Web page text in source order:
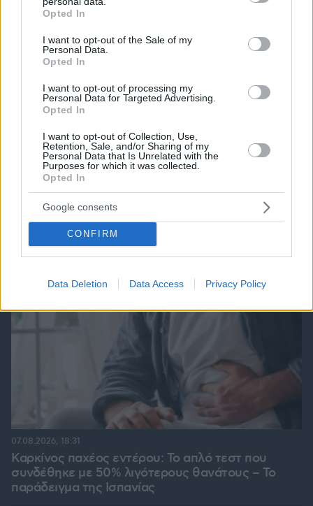
grant or deny consent to Google and its third-party tags to
use your data for below specified purposes in below Google
consent section.
Opted In
I want to opt-out of the Sale of my
Personal Data.
Opted In
I want to opt-out of processing my
Personal Data for Targeted Advertising.
Opted In
I want to opt-out of Collection, Use,
Retention, Sale, and/or Sharing of my
Personal Data that Is Unrelated with the
Purposes for which it was collected.
Opted In
Google consents
CONFIRM
Data Deletion Data Access Privacy Policy
Cut The Rope Northern Heights Candy
ΔΕΙΤΕ ΟΛΑ ΤΑ GAMES
Best of Network
Καρκίνος παχέος εντέρου: Το απλό τεστ που
συνδέθηκε με 50% λιγότερους θανάτους – Το
παράδειγμα της Ισπανίας
07.08.2026, 18:31